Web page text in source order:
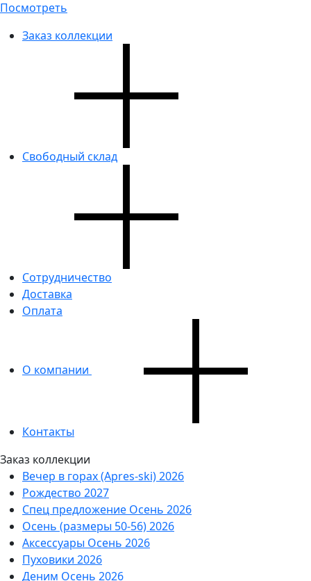
Посмотреть
Заказ коллекции
Свободный склад
Сотрудничество
Доставка
Оплата
О компании
Контакты
Заказ коллекции
Вечер в горах (Apres-ski) 2026
Рождество 2027
Спец предложение Осень 2026
Осень (размеры 50-56) 2026
Аксессуары Осень 2026
Пуховики 2026
Деним Осень 2026